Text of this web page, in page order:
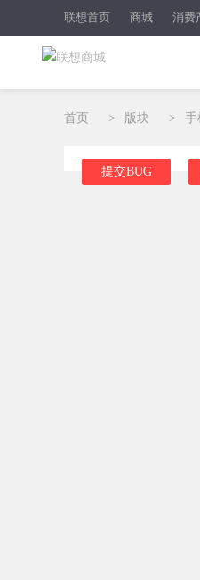
联想首页 商城 消费
首页 > 版块 > 手
提交BUG